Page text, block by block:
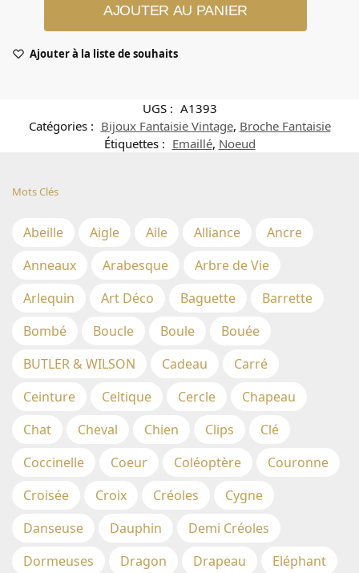
AJOUTER AU PANIER
Ajouter à la liste de souhaits
UGS : A1393
Catégories : Bijoux Fantaisie Vintage, Broche Fantaisie
Étiquettes : Emaillé, Noeud
Mots Clés
Abeille Aigle Aile Alliance
Ancre
Anneaux
Arabesque
Arbre de Vie
Arlequin
Art Déco Baguette
Barrette
Bombé
Boucle Boule
Bouée
BUTLER & WILSON
Cadeau
Carré
Ceinture
Celtique Cercle
Chapeau
Chat
Cheval Chien Clips
Clé
Coccinelle
Coeur Coléoptère
Couronne
Croisée
Croix Créoles
Cygne
Danseuse
Dauphin
Demi Créoles
Dormeuses
Dragon Drapeau
Eléphant